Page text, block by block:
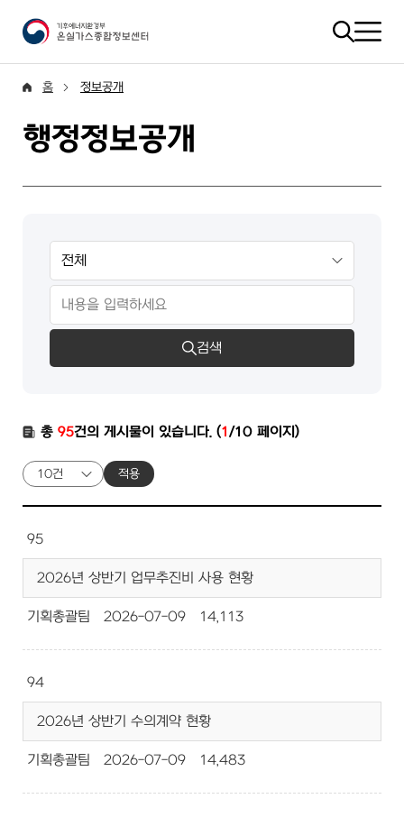
홈 정보공개
행정정보공개
검색
총 95건의 게시물이 있습니다. (1/10 페이지)
적용
95
2026년 상반기 업무추진비 사용 현황
기획총괄팀 2026-07-09 14,113
94
2026년 상반기 수의계약 현황
기획총괄팀 2026-07-09 14,483